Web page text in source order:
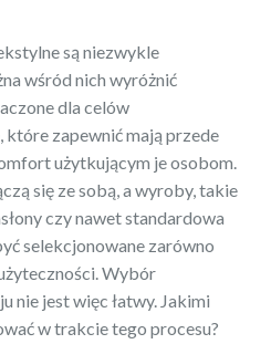
są niezwykle
wśród nich wyróżnić
dla celów
zapewnić mają przede
użytkującym je osobom.
się ze sobą, a wyroby, takie
czy nawet standardowa
selekcjonowane zarówno
Wybór
nie jest więc łatwy. Jakimi
w trakcie tego procesu?